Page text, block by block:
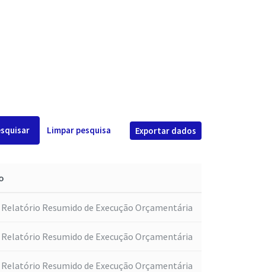
Limpar pesquisa Exportar dados
Relatório Resumido de Execução Orçamentária
Relatório Resumido de Execução Orçamentária
Relatório Resumido de Execução Orçamentária